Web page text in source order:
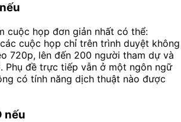
cuộc họp đơn giản nhất có thể:
cuộc họp chỉ trên trình duyệt không
720p, lên đến 200 người tham dự và
Phụ đề trực tiếp vẫn ở một ngôn ngữ
có tính năng dịch thuật nào được
nếu